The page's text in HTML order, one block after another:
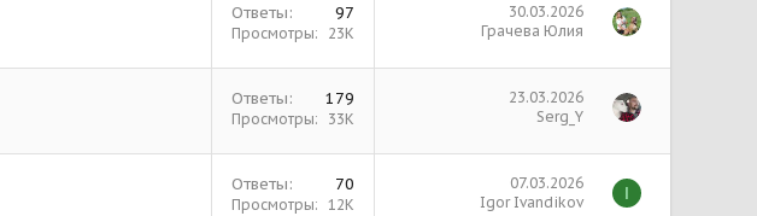
Ответы 97
Просмотры 23К
30.03.2026
Грачева Юлия
Ответы 179
Просмотры 33К
23.03.2026
Serg_Y
Ответы 70
Просмотры 12К
07.03.2026
Igor Ivandikov
I